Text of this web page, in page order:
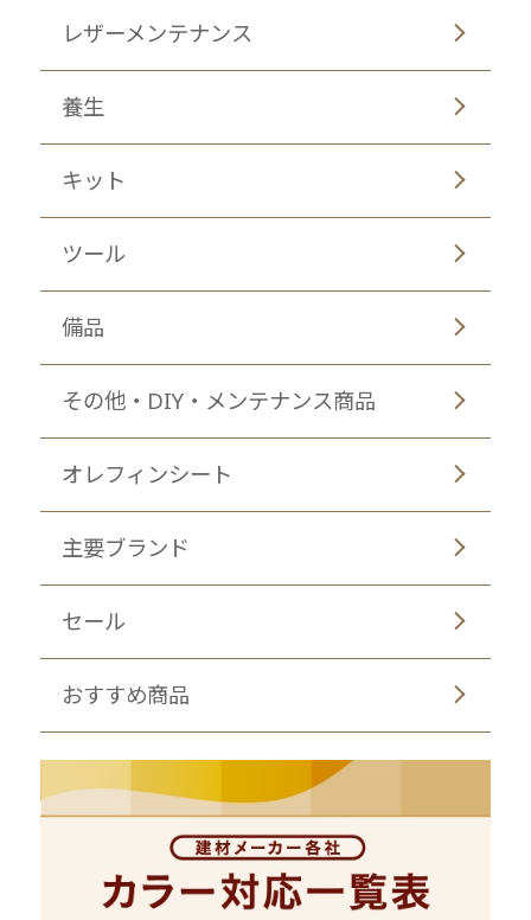
レザーメンテナンス
養生
キット
ツール
備品
その他・DIY・メンテナンス商品
オレフィンシート
主要ブランド
セール
おすすめ商品